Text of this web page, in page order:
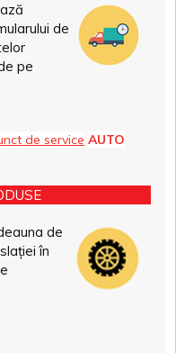
de
pe
de service AUTO
de
în